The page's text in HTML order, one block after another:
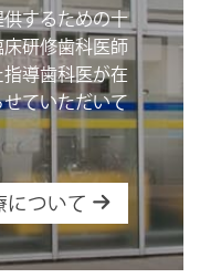
するための十
研修歯科医師
導歯科医が在
ていただいて
について